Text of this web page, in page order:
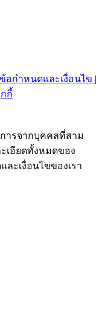
ข้อกำหนดและเงื่อนไข |
กี้
ารจากบุคคลที่สาม
เอียดทั้งหมดของ
ะเงื่อนไขของเรา